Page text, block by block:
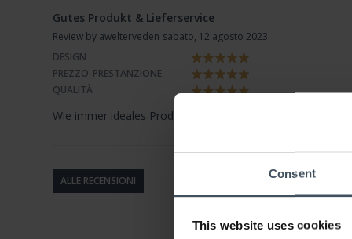
Consent
This website uses cookies
Gutes Produkt & Lieferservice
Review by awelterveden sabato, 12 agosto 2023
DESIGN
PREZZO-PRESTANZIONE
QUALITÀ
Wie immer ideales Produkt von Garmin und ein wirklich
ALLE RECENSIONI